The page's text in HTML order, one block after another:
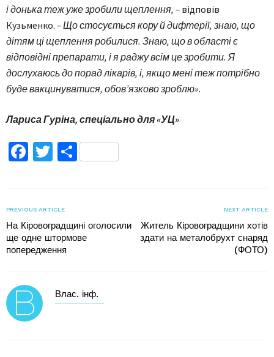
і донька теж уже зробили щеплення, – відповів
Кузьменко. – Що стосується кору й дифтерії, знаю, що
дітям ці щеплення робилися. Знаю, що в області є
відповідні препарати, і я раджу всім це зробити. Я
дослухаюсь до порад лікарів, і, якщо мені теж потрібно
буде вакцинуватися, обов’язково зроблю».
Лариса Гуріна, спеціально для «УЦ»
Facebook
TwitterПоділитися
PREVIOUS ARTICLE
На Кіровоградщині оголосили
ще одне штормове
попередження
NEXT ARTICLE
Житель Кіровоградщини хотів
здати на металобрухт снаряд
(ФОТО)
Влас. інф.